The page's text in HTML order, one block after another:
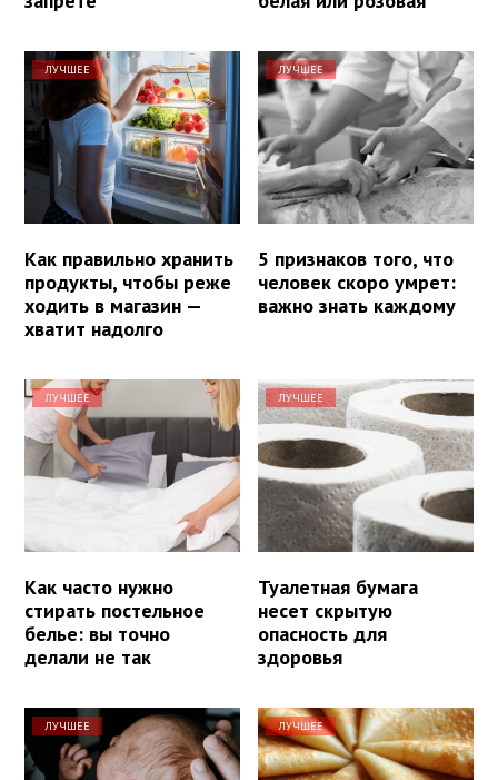
ЛУЧШЕЕ
Как правильно хранить
продукты, чтобы реже
ходить в магазин —
хватит надолго
ЛУЧШЕЕ
5 признаков того, что
человек скоро умрет:
важно знать каждому
ЛУЧШЕЕ
Как часто нужно
стирать постельное
белье: вы точно
делали не так
ЛУЧШЕЕ
Туалетная бумага
несет скрытую
опасность для
здоровья
ЛУЧШЕЕ ЛУЧШЕЕ